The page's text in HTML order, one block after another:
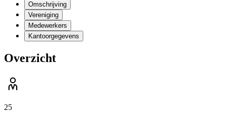
Omschrijving
Vereniging
Medewerkers
Kantoorgegevens
Overzicht
25